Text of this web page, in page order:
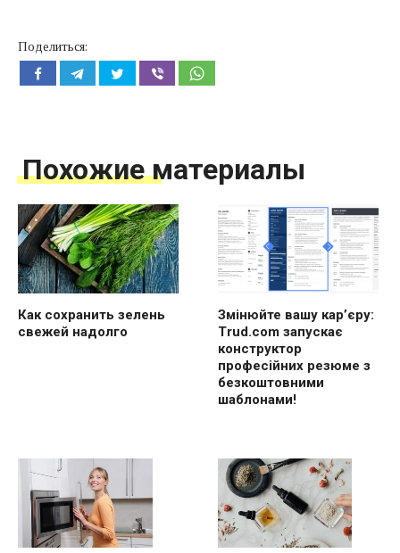
Поделиться:
Похожие материалы
Как сохранить зелень
свежей надолго
Змінюйте вашу кар’єру:
Trud.com запускає
конструктор
професійних резюме з
безкоштовними
шаблонами!